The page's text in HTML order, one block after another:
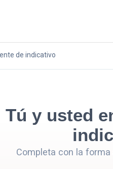
de indicativo
Tú y usted
Completa con la